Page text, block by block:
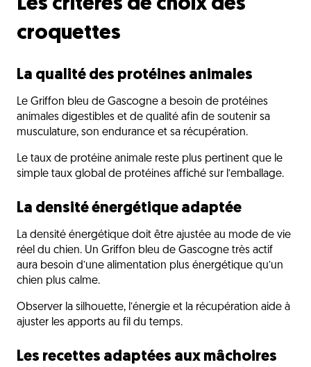
Les critères de choix des
croquettes
La qualité des protéines animales
Le Griffon bleu de Gascogne a besoin de protéines
animales digestibles et de qualité afin de soutenir sa
musculature, son endurance et sa récupération.
Le taux de protéine animale reste plus pertinent que le
simple taux global de protéines affiché sur l’emballage.
La densité énergétique adaptée
La densité énergétique doit être ajustée au mode de vie
réel du chien. Un Griffon bleu de Gascogne très actif
aura besoin d’une alimentation plus énergétique qu’un
chien plus calme.
Observer la silhouette, l’énergie et la récupération aide à
ajuster les apports au fil du temps.
Les recettes adaptées aux mâchoires